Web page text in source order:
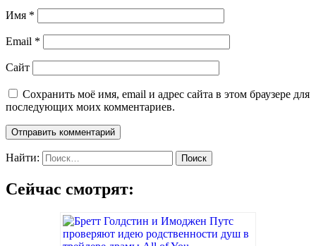
Имя *
Email *
Сайт
Сохранить моё имя, email и адрес сайта в этом браузере для
последующих моих комментариев.
Найти:
Сейчас смотрят: